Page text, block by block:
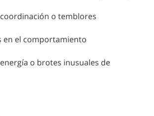
o temblores
en el comportamiento
o brotes inusuales de